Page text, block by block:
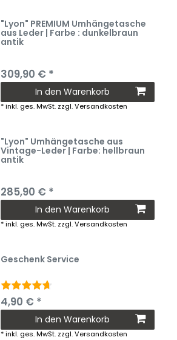
"Lyon" PREMIUM Umhängetasche
aus Leder | Farbe : dunkelbraun
antik
309,90 € *
In den Warenkorb
*inkl. ges. MwSt. zzgl.Versandkosten
"Lyon" Umhängetasche aus
Vintage-Leder | Farbe: hellbraun
antik
285,90 € *
In den Warenkorb
*inkl. ges. MwSt. zzgl.Versandkosten
Geschenk Service
4,90 € *
In den Warenkorb
*inkl. ges. MwSt. zzgl.Versandkosten